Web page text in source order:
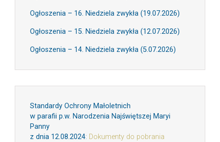
Ogłoszenia – 16. Niedziela zwykła (19.07.2026)
Ogłoszenia – 15. Niedziela zwykła (12.07.2026)
Ogłoszenia – 14. Niedziela zwykła (5.07.2026)
Standardy Ochrony Małoletnich
w parafii p.w. Narodzenia Najświętszej Maryi
Panny
z dnia 12.08.2024: Dokumenty do pobrania